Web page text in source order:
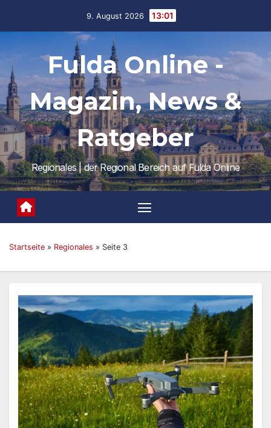
9. August 2026 13:01
Fulda Online -
Magazin, News &
Ratgeber
Regionales | der Regional Bereich auf Fulda Online
Startseite » Regionales » Seite 3